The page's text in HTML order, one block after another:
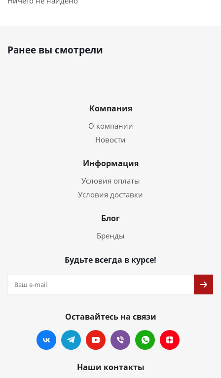
Ранее вы смотрели
Компания
О компании
Новости
Информация
Условия оплаты
Условия доставки
Блог
Бренды
Будьте всегда в курсе!
Оставайтесь на связи
Наши контакты